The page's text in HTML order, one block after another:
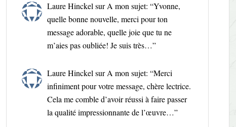
Laure HinckelsurA mon sujet: “Yvonne,
quelle bonne nouvelle, merci pour ton
message adorable, quelle joie que tu ne
m’aies pas oubliée! Je suis très…”
Laure Hinckel surA mon sujet: “Merci
infiniment pour votre message, chère lectrice.
Cela me comble d’avoir réussi à faire passer
la qualité impressionnante de l’œuvre…”